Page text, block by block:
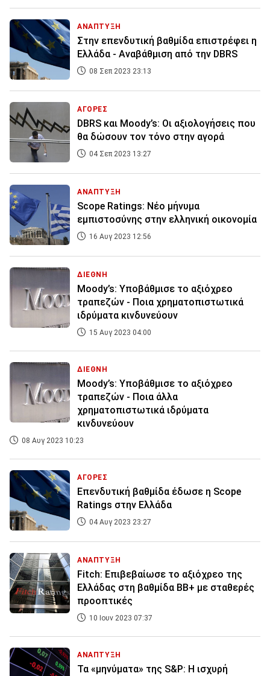
ΑΝΑΠΤΥΞΗ
Στην επενδυτική βαθμίδα επιστρέφει η
Ελλάδα - Αναβάθμιση από την DBRS
08 Σεπ 2023 23:13
ΑΓΟΡΕΣ
DBRS και Moody’s: Οι αξιολογήσεις που
θα δώσουν τον τόνο στην αγορά
04 Σεπ 2023 13:27
ΑΝΑΠΤΥΞΗ
Scope Ratings: Νέο μήνυμα
εμπιστοσύνης στην ελληνική οικονομία
16 Αυγ 2023 12:56
ΔΙΕΘΝΗ
Moody’s: Υποβάθμισε το αξιόχρεο
τραπεζών - Ποια χρηματοπιστωτικά
ιδρύματα κινδυνεύουν
15 Αυγ 2023 04:00
ΔΙΕΘΝΗ
Moody’s: Υποβάθμισε το αξιόχρεο
τραπεζών - Ποια άλλα
χρηματοπιστωτικά ιδρύματα
κινδυνεύουν
08 Αυγ 2023 10:23
ΑΓΟΡΕΣ
Επενδυτική βαθμίδα έδωσε η Scope
Ratings στην Ελλάδα
04 Αυγ 2023 23:27
ΑΝΑΠΤΥΞΗ
Fitch: Επιβεβαίωσε το αξιόχρεο της
Ελλάδας στη βαθμίδα ΒΒ+ με σταθερές
προοπτικές
10 Ιουν 2023 07:37
ΑΝΑΠΤΥΞΗ
Τα «μηνύματα» της S&P: Η ισχυρή